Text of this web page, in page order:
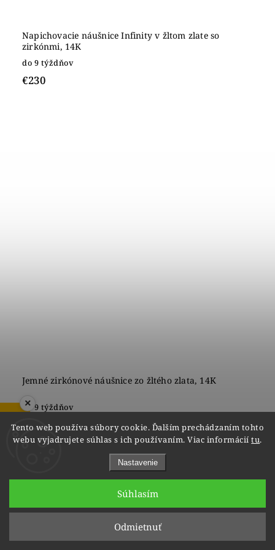
Tento web používa súbory cookie. Ďalším prechádzaním tohto
webu vyjadrujete súhlas s ich používaním. Viac informáciítu.
Nastavenie
Odmietnuť
Súhlasím
Napichovacie náušnice Infinity v žltom zlate so
zirkónmi, 14K
do 9 týždňov
€230
Jemné zirkónové náušnice zo žltého zlata, 14K
do 9 týždňov
€190
Hore
ZOBRAZIŤ RECENZIE
×